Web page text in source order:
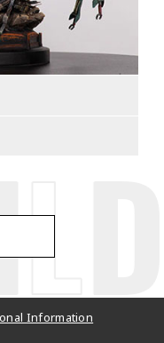
Information